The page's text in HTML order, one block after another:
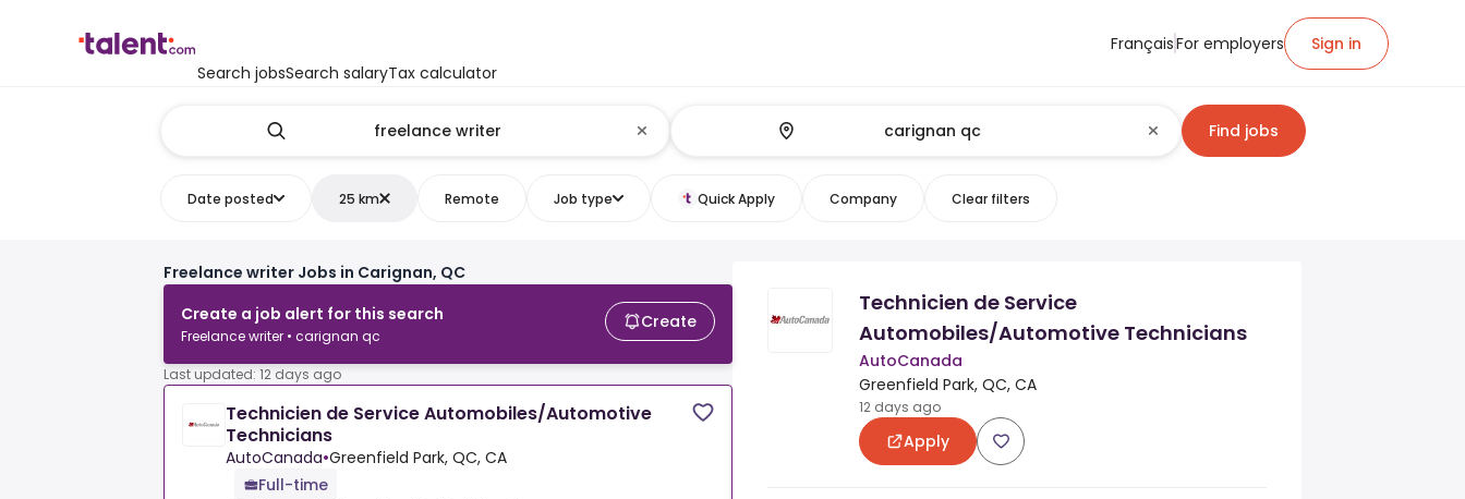
Search jobsSearch salaryTax calculator
FrançaisFor employers Sign in
Find jobs
Date posted 25 km Remote Job type Quick Apply Company Clear filters
Freelance writer Jobs in Carignan, QC
Create a job alert for this search
Freelance writer • carignan qc
Create
Last updated: 12 days ago
Technicien de Service Automobiles/Automotive
Technicians
AutoCanada•Greenfield Park, QC, CA
Full-time
Technicien de Service
Automobiles/Automotive Technicians
AutoCanada
Greenfield Park, QC, CA
12 days ago
Apply